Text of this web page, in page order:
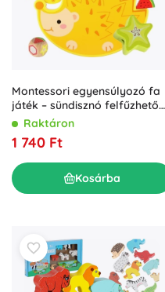
Montessori egyensúlyozó fa
játék – sündisznó felfűzhető
gyümölcskockákkal
Raktáron
1 740 Ft
Kosárba